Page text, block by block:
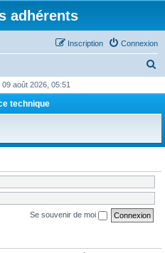
adhérents
Connexion
Inscription
h
r
août 2026, 05:51
technique
Se souvenir de moi